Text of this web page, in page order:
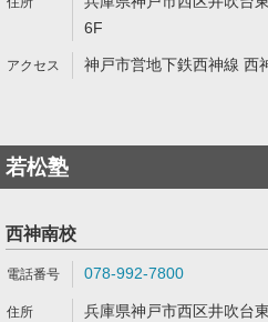
6F
神戸市営地下鉄西神線 西
若松塾
西神南校
078-992-7800
兵庫県神戸市西区井吹台